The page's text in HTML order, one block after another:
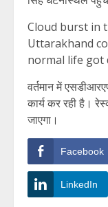
Cloud burst in
Uttarakhand
normal life got
वर्तमान में
कार्य कर रही है।
जाएगा।
Facebook
LinkedIn